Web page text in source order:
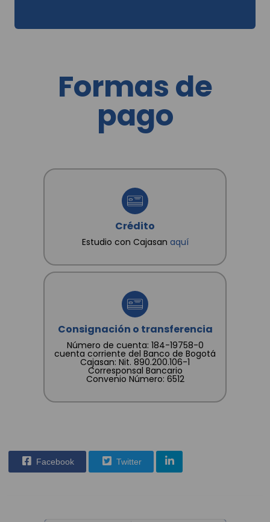
domicilio; y en general para las demás finalidades
conozco que como titular me asisten los derechos
a conocer, actualizar, rectificar y suprimir mis datos
y revocar la autorización. Igualmente declaro que
que suministro, para que CAJA SANTANDEREANA
DE SUBSIDIO FAMILIAR "CAJASAN" les dé
tratamiento conforme a las finalidades
Formas de
pago
Crédito
Estudio con Cajasan aquí
Consignación o transferencia
Número de cuenta: 184-19758-0
cuenta corriente del Banco de Bogotá
Cajasan: Nit. 890.200.106-1
Corresponsal Bancario
Convenio Número: 6512
Facebook Twitter